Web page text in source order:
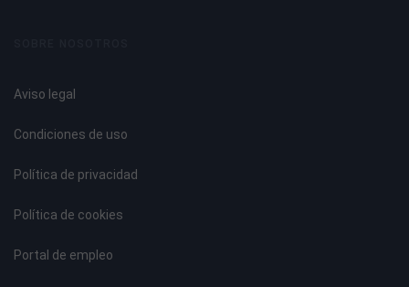
Aviso legal
Condiciones de uso
Política de privacidad
Política de cookies
Portal de empleo